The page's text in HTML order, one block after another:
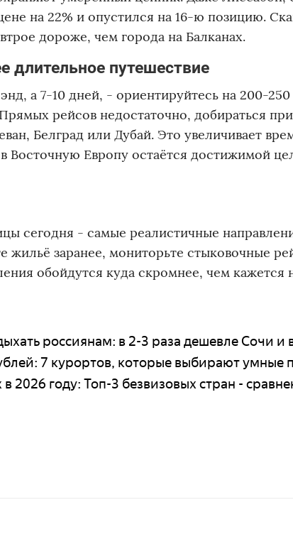
на 22% и опустился на 16-ю позицию.
дороже, чем города на Балканах.
длительное путешествие
а 7-10 дней, - ориентируйтесь на 200-
рейсов недостаточно, добираться
Белград или Дубай. Это увеличивает
Восточную Европу остаётся достижимой
сегодня - самые реалистичные
жильё заранее, мониторьте стыковочные
обойдутся куда скромнее, чем кажется
россиянам: в 2-3 раза дешевле Сочи и
7 курортов, которые выбирают умные
2026 году: Топ-3 безвизовых стран -